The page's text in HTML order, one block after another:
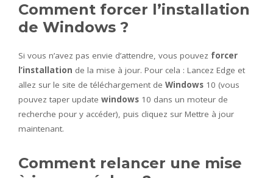
Comment forcer l’installation
de Windows ?
Si vous n’avez pas envie d’attendre, vous pouvez forcer
l’installation de la mise à jour. Pour cela : Lancez Edge et
allez sur le site de téléchargement de Windows 10 (vous
pouvez taper update windows 10 dans un moteur de
recherche pour y accéder), puis cliquez sur Mettre à jour
maintenant.
Comment relancer une mise